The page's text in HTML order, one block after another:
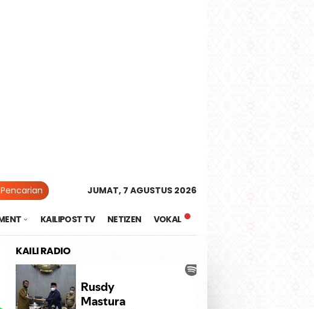
Pencarian JUMAT, 7 AGUSTUS 2026
KAILIPOST TV NETIZEN VOKAL
KAILI RADIO